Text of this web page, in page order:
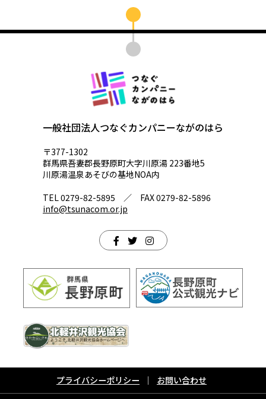
一般社団法人つなぐカンパニーながのはら
〒377-1302
群馬県吾妻郡長野原町大字川原湯 223番地5
川原湯温泉あそびの基地NOA内
TEL 0279-82-5895 ／ FAX 0279-82-5896
info@tsunacom.or.jp
プライバシーポリシー お問い合わせ